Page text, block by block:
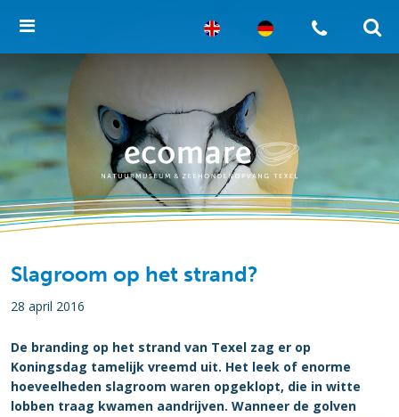
Slagroom op het strand?
28 april 2016
De branding op het strand van Texel zag er op
Koningsdag tamelijk vreemd uit. Het leek of enorme
hoeveelheden slagroom waren opgeklopt, die in witte
lobben traag kwamen aandrijven. Wanneer de golven